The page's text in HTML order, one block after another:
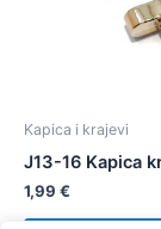
Kapica i krajevi
J13-16 Kapica
1,99 €